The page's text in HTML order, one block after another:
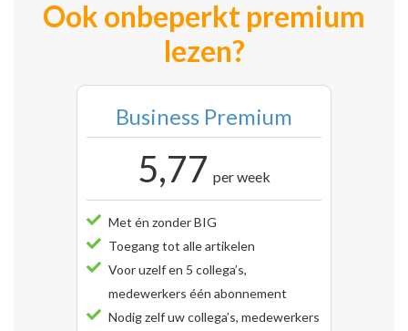
Ook onbeperkt premium
lezen?
Business Premium
5,77 per week
Met én zonder BIG
Toegang tot alle artikelen
Voor uzelf en 5 collega’s,
medewerkers één abonnement
Nodig zelf uw collega’s, medewerkers